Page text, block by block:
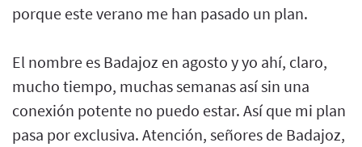
porque este verano me han pasado un plan.
El nombre es Badajoz en agosto y yo ahí, claro,
mucho tiempo, muchas semanas así sin una
conexión potente no puedo estar. Así que mi plan
pasa por exclusiva. Atención, señores de Badajoz,